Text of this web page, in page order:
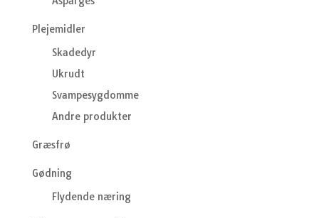
Plejemidler
Skadedyr
Ukrudt
Svampesygdomme
Andre produkter
Græsfrø
Gødning
Flydende næring